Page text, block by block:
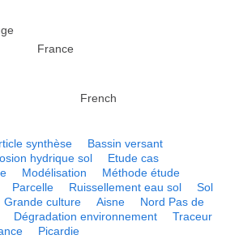
France
French
synthèse
Bassin versant
hydrique sol
Etude cas
Modélisation
Méthode étude
Parcelle Ruissellement eau sol
Sol
Grande culture Aisne
Nord Pas de
Dégradation environnement
Traceur
Picardie